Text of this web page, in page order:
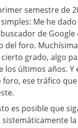
semestre de
Me he
de
del foro.
cierto grado, algo
los últimos años.
foro, ese tráfico
es posible que
sistemáticamente